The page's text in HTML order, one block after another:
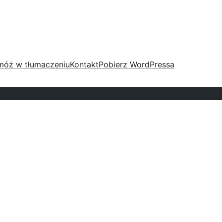
w tłumaczeniuKontaktPobierz WordPressa